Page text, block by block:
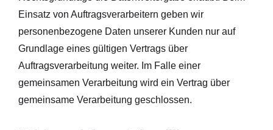
Einsatz von Auftragsverarbeitern geben wir
personenbezogene Daten unserer Kunden nur auf
Grundlage eines gültigen Vertrags über
Auftragsverarbeitung weiter. Im Falle einer
gemeinsamen Verarbeitung wird ein Vertrag über
gemeinsame Verarbeitung geschlossen.